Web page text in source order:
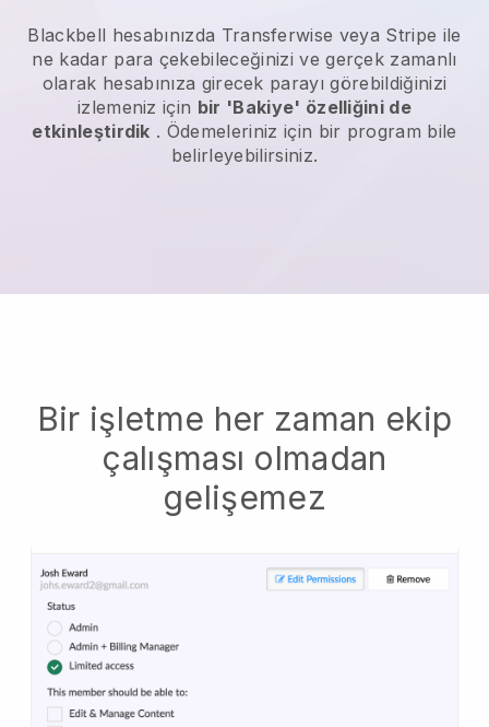
Blackbell hesabınızda Transferwise veya Stripe ile
ne kadar para çekebileceğinizi ve gerçek zamanlı
olarak hesabınıza girecek parayı görebildiğinizi
izlemeniz için bir 'Bakiye' özelliğini de
etkinleştirdik . Ödemeleriniz için bir program bile
belirleyebilirsiniz.
Bir işletme her zaman ekip
çalışması olmadan
gelişemez